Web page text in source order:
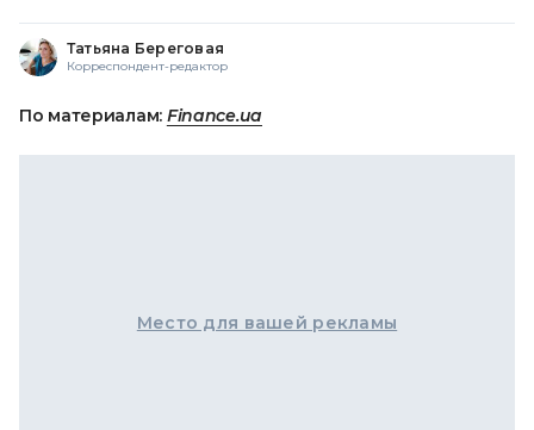
Татьяна Береговая
Корреспондент-редактор
По материалам: Finance.ua
Место для вашей рекламы